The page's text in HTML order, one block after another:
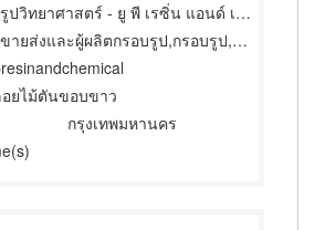
โรงงานผลิตกรอบรูปวิทยาศาสตร์ - ยู พี เรซิ่น แอนด์ เคมีคอล
ยส่งและผู้ผลิตกรอบรูป,กรอบรูป,กรอบรูป-เครื่องจักรและอุปกรณ์ผลิต
ยไม้ตันขอบขาว
กรุงเทพมหานคร